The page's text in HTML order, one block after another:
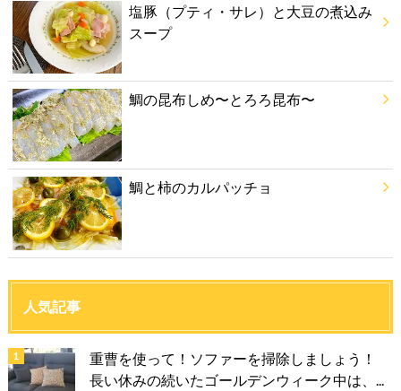
塩豚（プティ・サレ）と大豆の煮込み
スープ
鯛の昆布しめ〜とろろ昆布〜
鯛と柿のカルパッチョ
人気記事
重曹を使って！ソファーを掃除しましょう！
長い休みの続いたゴールデンウィーク中は、...